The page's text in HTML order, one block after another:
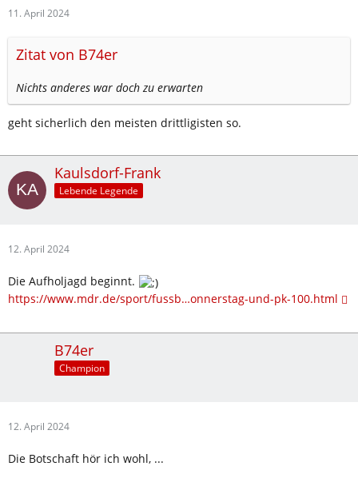
11. April 2024
Zitat von B74er
Nichts anderes war doch zu erwarten
geht sicherlich den meisten drittligisten so.
Kaulsdorf-Frank
Lebende Legende
12. April 2024
Die Aufholjagd beginnt.
https://www.mdr.de/sport/fussb…onnerstag-und-pk-100.html
B74er
Champion
12. April 2024
Die Botschaft hör ich wohl, ...